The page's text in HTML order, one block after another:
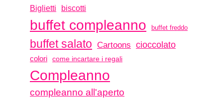
Biglietti biscotti
buffet compleanno buffet freddo
buffet salato Cartoons cioccolato
colori come incartare i regali
Compleanno
compleanno all'aperto